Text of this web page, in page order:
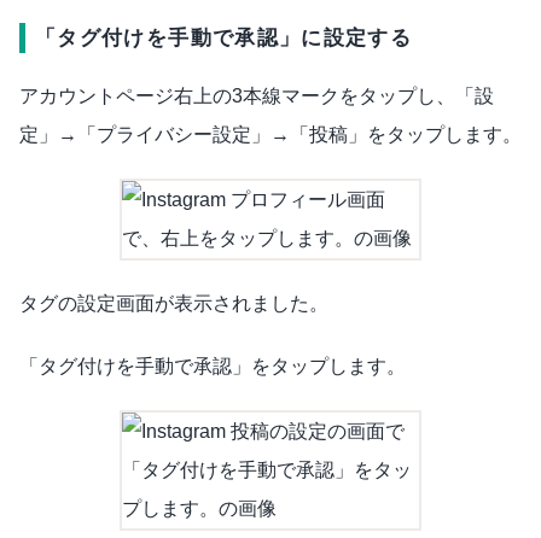
「タグ付けを手動で承認」に設定する
アカウントページ右上の3本線マークをタップし、「設
定」→「プライバシー設定」→「投稿」をタップします。
タグの設定画面が表示されました。
「タグ付けを手動で承認」をタップします。